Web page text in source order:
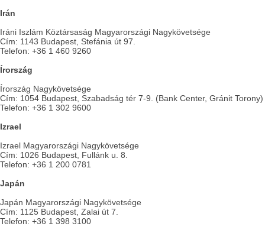
Irán
Iráni Iszlám Köztársaság Magyarországi Nagykövetsége
Cím: 1143 Budapest, Stefánia út 97.
Telefon: +36 1 460 9260
Írország
Írország Nagykövetsége
Cím: 1054 Budapest, Szabadság tér 7-9. (Bank Center, Gránit Torony)
Telefon: +36 1 302 9600
Izrael
Izrael Magyarországi Nagykövetsége
Cím: 1026 Budapest, Fullánk u. 8.
Telefon: +36 1 200 0781
Japán
Japán Magyarországi Nagykövetsége
Cím: 1125 Budapest, Zalai út 7.
Telefon: +36 1 398 3100